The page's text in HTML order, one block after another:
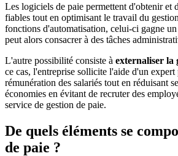
Les logiciels de paie permettent d'obtenir et
fiables tout en optimisant le travail du
fonctions d'automatisation, celui-ci gagne
peut alors consacrer à des tâches
L'autre possibilité consiste à externaliser la
ce cas, l'entreprise sollicite l'aide d'un expert
rémunération des salariés tout en réduisant
économies en évitant de recruter des
service de gestion de paie.
De quels éléments se
de paie ?